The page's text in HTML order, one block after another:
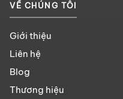
VỀ CHÚNG TÔI
Giới thiệu
Liên hệ
Blog
Thương hiệu